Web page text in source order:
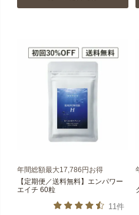
年間総額最大17,786円お得
【定期便／送料無料】エンパワー
エイチ 60粒
11件